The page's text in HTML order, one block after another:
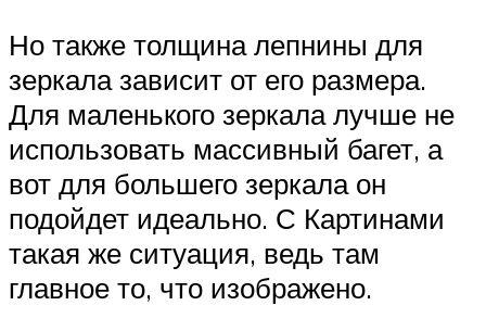
Но также толщина лепнины для
зеркала зависит от его размера.
Для маленького зеркала лучше не
использовать массивный багет, а
вот для большего зеркала он
подойдет идеально. С Картинами
такая же ситуация, ведь там
главное то, что изображено.